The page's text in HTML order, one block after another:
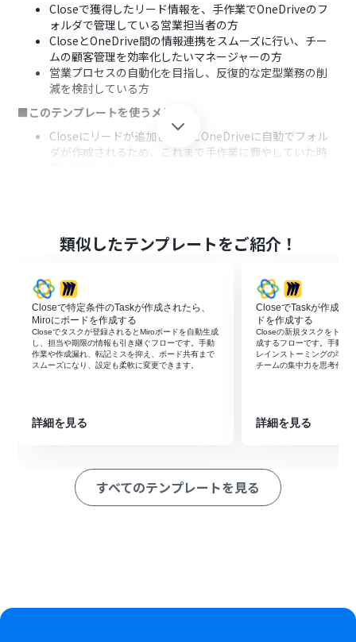
Closeで獲得したリード情報を、手作業でOneDriveのフ
ォルダで管理している営業担当者の方
CloseとOneDrive間の情報連携をスムーズに行い、チー
ムの顧客管理を効率化したいマネージャーの方
営業プロセスの自動化を目指し、反復的な定型業務の削
減を検討している方
■このテンプレートを使うメリット
Closeにリードが追加されるとOneDriveに自動でフォル
ダが作成されるため、これまで手作業に費やしていた時
■フローボットの流れ
次に、トリガーでCloseを選択し、「New Lead（新しい
リードが作成されたら）」というアクションを設定しま
す。
最後に、オペレーションでOneDriveの「フォルダを作
成」アクションを設定し、トリガーで取得したリード情報
を基にフォルダが作成されるように設定します。
ション
リード情報（会社名など）を基に任意で設定してくださ
作成したフォルダを格納するOneDrive上の場所を任意で
Microsoft365（旧Office365）には、家庭向けプランと一
類似したテンプレートをご紹介！
Closeで特定条件のTaskが作成されたら、
Miroにボードを作成する
Closeでタスクが登録されるとMiroボードを自動生成
し、担当や期限の情報も引き継ぐフローです。手動
作業や作成漏れ、転記ミスを抑え、ボード共有まで
スムーズになり、設定も柔軟に変更できます。
詳細を見る
CloseでTaskが作成さ
ドを作成する
Closeの新規タスクをトリ
成するフローです。手動作
レインストーミングの準備
チームの集中力を思考作業
詳細を見る
すべてのテンプレートを見る